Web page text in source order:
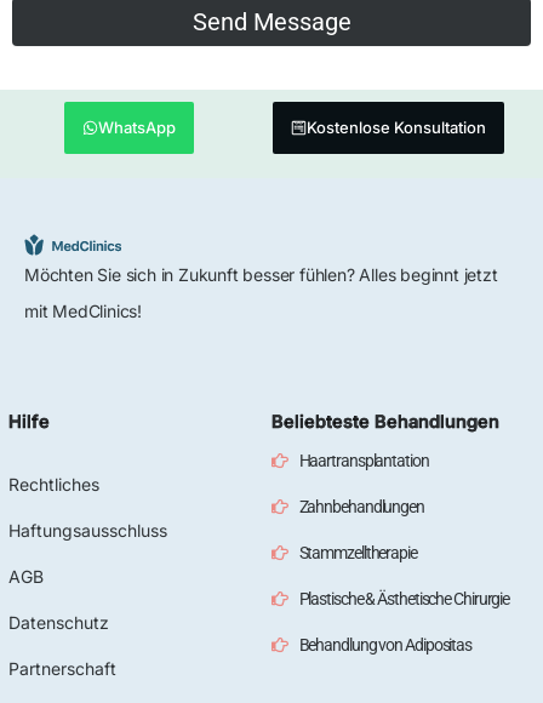
WhatsApp Kostenlose Konsultation
Möchten Sie sich in Zukunft besser fühlen? Alles beginnt jetzt
mit MedClinics!
Hilfe
Rechtliches
Haftungsausschluss
AGB
Datenschutz
Partnerschaft
Beliebteste Behandlungen
Haartransplantation
Zahnbehandlungen
Stammzelltherapie
Plastische & Ästhetische Chirurgie
Behandlung von Adipositas